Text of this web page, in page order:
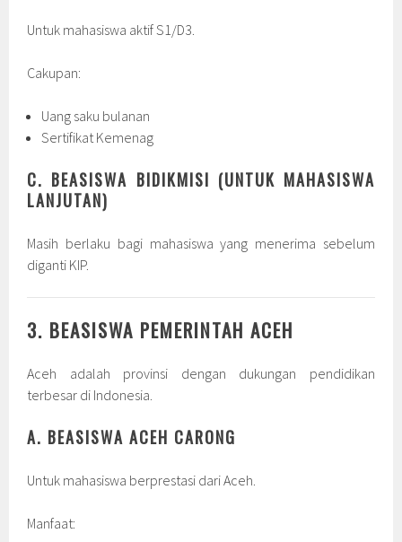
Untuk mahasiswa aktif S1/D3.
Cakupan:
Uang saku bulanan
Sertifikat Kemenag
C. BEASISWA BIDIKMISI (UNTUK MAHASISWA
LANJUTAN)
Masih berlaku bagi mahasiswa yang menerima sebelum
diganti KIP.
3. BEASISWA PEMERINTAH ACEH
Aceh adalah provinsi dengan dukungan pendidikan
terbesar di Indonesia.
A. BEASISWA ACEH CARONG
Untuk mahasiswa berprestasi dari Aceh.
Manfaat: